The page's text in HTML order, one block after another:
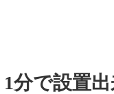
分で設置